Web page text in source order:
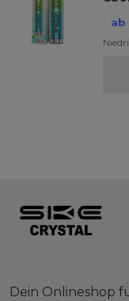
ab
Dein Onlineshop